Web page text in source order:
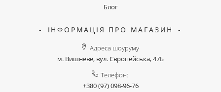
Блог
ІНФОРМАЦІЯ ПРО МАГАЗИН
Адреса шоуруму
м. Вишневе, вул. Європейська, 47Б
Телефон:
+380 (97) 098-96-76